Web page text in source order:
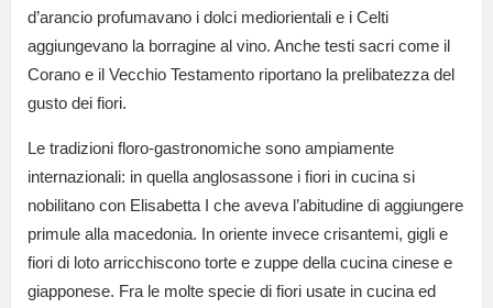
d’arancio profumavano i dolci mediorientali e i Celti
aggiungevano la borragine al vino. Anche testi sacri come il
Corano e il Vecchio Testamento riportano la prelibatezza del
gusto dei fiori.
Le tradizioni floro-gastronomiche sono ampiamente
internazionali: in quella anglosassone i fiori in cucina si
nobilitano con Elisabetta I che aveva l’abitudine di aggiungere
primule alla macedonia. In oriente invece crisantemi, gigli e
fiori di loto arricchiscono torte e zuppe della cucina cinese e
giapponese. Fra le molte specie di fiori usate in cucina ed